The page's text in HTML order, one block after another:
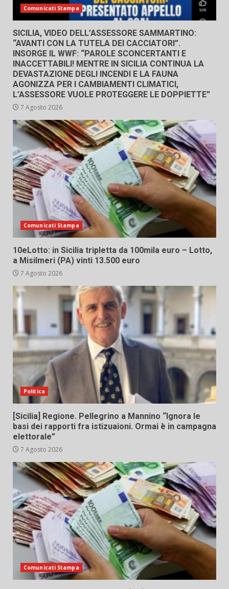
Comunicati Stampa
SICILIA, VIDEO DELL’ASSESSORE SAMMARTINO:
“AVANTI CON LA TUTELA DEI CACCIATORI”.
INSORGE IL WWF: “PAROLE SCONCERTANTI E
INACCETTABILI! MENTRE IN SICILIA CONTINUA LA
DEVASTAZIONE DEGLI INCENDI E LA FAUNA
AGONIZZA PER I CAMBIAMENTI CLIMATICI,
L’ASSESSORE VUOLE PROTEGGERE LE DOPPIETTE”
7 Agosto 2026
Comunicati Stampa
10eLotto: in Sicilia tripletta da 100mila euro – Lotto,
a Misilmeri (PA) vinti 13.500 euro
7 Agosto 2026
Politica
[Sicilia] Regione. Pellegrino a Mannino “Ignora le
basi dei rapporti fra istizuaioni. Ormai è in campagna
elettorale”
7 Agosto 2026
Comunicati Stampa